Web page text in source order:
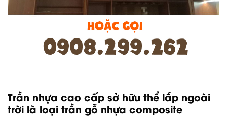
Trần nhựa cao cấp sở hữu thể lắp ngoài
trời là loại trần gỗ nhựa composite